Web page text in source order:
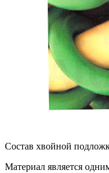
Состав хвойной
Материал является